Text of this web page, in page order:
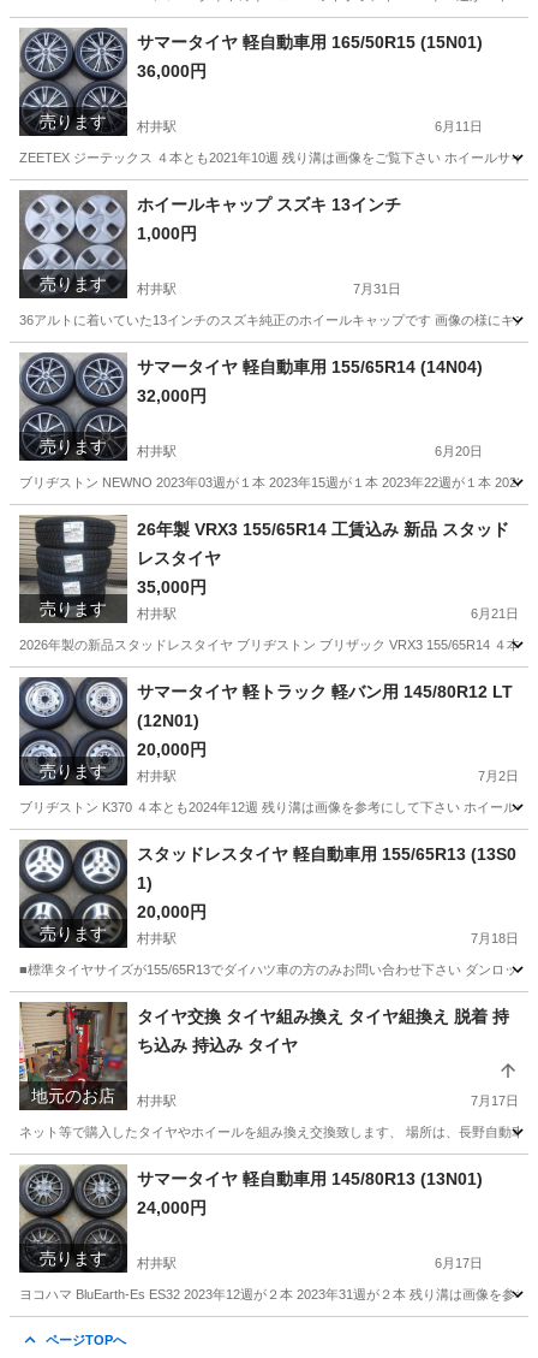
長野 松本市 タイヤ、ホイール
売ります
サマータイヤ 軽自動車用 165/50R15 (15N01)
36,000円
村井駅 6月11日
ZEETEX ジーテックス ４本とも2021年10週 残り溝は画像をご覧下さい ホイールサ
長野 松本市 村井駅 タイヤ、ホイール 軽自動車
売ります
ホイールキャップ スズキ 13インチ
1,000円
村井駅 7月31日
36アルトに着いていた13インチのスズキ純正のホイールキャップです 画像の様にキズ
長野 松本市 タイヤ、ホイール
売ります
サマータイヤ 軽自動車用 155/65R14 (14N04)
32,000円
村井駅 6月20日
ブリヂストン NEWNO 2023年03週が１本 2023年15週が１本 2023年22週が１本
長野 松本市 村井駅 軽自動車
売ります
26年製 VRX3 155/65R14 工賃込み 新品 スタッド
レスタイヤ
35,000円
村井駅 6月21日
2026年製の新品スタッドレスタイヤ ブリヂストン ブリザック VRX3 155/65R14 ４本
長野 松本市 タイヤ、ホイール
売ります
サマータイヤ 軽トラック 軽バン用 145/80R12 LT
(12N01)
20,000円
村井駅 7月2日
ブリヂストン K370 ４本とも2024年12週 残り溝は画像を参考にして下さい ホイール
長野 松本市 村井駅 タイヤ、ホイール R12
売ります
スタッドレスタイヤ 軽自動車用 155/65R13 (13S0
1)
20,000円
村井駅 7月18日
■標準タイヤサイズが155/65R13でダイハツ車の方のみお問い合わせ下さい ダンロッ
長野 松本市 村井駅 タイヤ、ホイール R13
地元のお店
タイヤ交換 タイヤ組み換え タイヤ組換え 脱着 持
ち込み 持込み タイヤ
村井駅 7月17日
ネット等で購入したタイヤやホイールを組み換え交換致します、 場所は、長野自動
長野 松本市 その他 タイヤ
売ります
サマータイヤ 軽自動車用 145/80R13 (13N01)
24,000円
村井駅 6月17日
ヨコハマ BluEarth-Es ES32 2023年12週が２本 2023年31週が２本 残り溝は画像を参
ページTOPへ